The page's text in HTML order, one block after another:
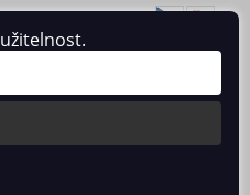
0 ks / 0 Kč